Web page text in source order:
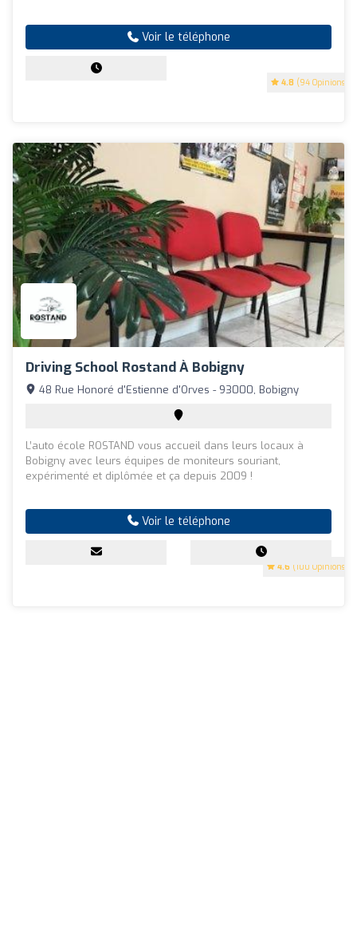
4.8 (94 Opinions)
Voir le téléphone
Driving School Rostand À Bobigny
4.6 (100 Opinions)
48 Rue Honoré d'Estienne d'Orves - 93000, Bobigny
L’auto école ROSTAND vous accueil dans leurs locaux à
Bobigny avec leurs équipes de moniteurs souriant,
expérimenté et diplômée et ça depuis 2009 !
Voir le téléphone